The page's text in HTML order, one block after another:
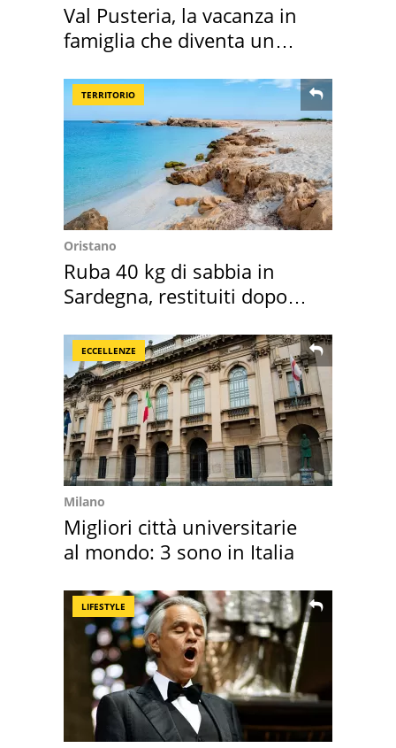
Val Pusteria, la vacanza in
famiglia che diventa un
TERRITORIO
Oristano
Ruba 40 kg di sabbia in
Sardegna, restituiti dopo
ECCELLENZE
Milano
Migliori città universitarie
al mondo: 3 sono in Italia
LIFESTYLE